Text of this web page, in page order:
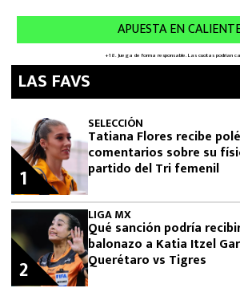
LAS FAVS
SELECCIÓN
Tatiana Flores recibe
comentarios sobre su
partido del Tri femenil
1
LIGA MX
Qué sanción podría
balonazo a Katia Itzel
Querétaro vs Tigres
2